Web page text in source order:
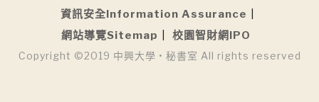
資訊安全Information Assurance
網站導覽Sitemap
校園智財網IPO
Copyright ©2019 中興大學 • 秘書室 All rights reserved